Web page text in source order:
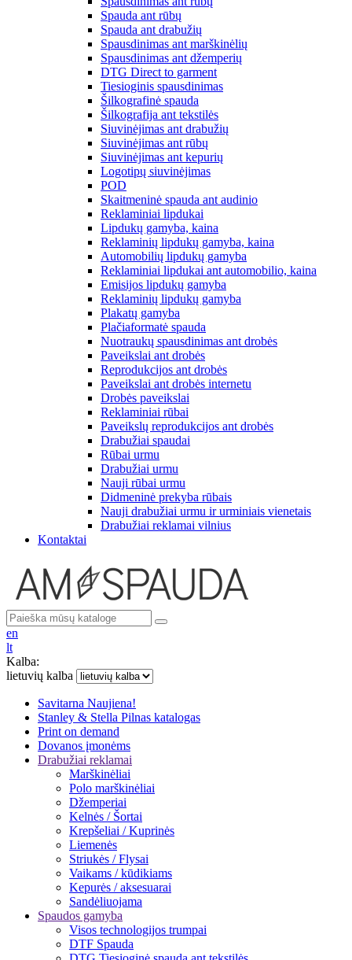
Spauda ant rūbų
Spauda ant drabužių
Spausdinimas ant marškinėlių
Spausdinimas ant džemperių
DTG Direct to garment
Tiesioginis spausdinimas
Šilkografinė spauda
Šilkografija ant tekstilės
Siuvinėjimas ant drabužių
Siuvinėjimas ant rūbų
Siuvinėjimas ant kepurių
Logotipų siuvinėjimas
POD
Skaitmeninė spauda ant audinio
Reklaminiai lipdukai
Lipdukų gamyba, kaina
Reklaminių lipdukų gamyba, kaina
Automobilių lipdukų gamyba
Reklaminiai lipdukai ant automobilio, kaina
Emisijos lipdukų gamyba
Reklaminių lipdukų gamyba
Plakatų gamyba
Plačiaformatė spauda
Nuotraukų spausdinimas ant drobės
Paveikslai ant drobės
Reprodukcijos ant drobės
Paveikslai ant drobės internetu
Drobės paveikslai
Reklaminiai rūbai
Paveikslų reprodukcijos ant drobės
Drabužiai spaudai
Rūbai urmu
Drabužiai urmu
Nauji rūbai urmu
Didmeninė prekyba rūbais
Nauji drabužiai urmu ir urminiais vienetais
Drabužiai reklamai vilnius
Kontaktai
en
lt
Kalba:
lietuvių kalba
Savitarna Naujiena!
Stanley & Stella Pilnas katalogas
Print on demand
Dovanos įmonėms
Drabužiai reklamai
Marškinėliai
Polo marškinėliai
Džemperiai
Kelnės / Šortai
Krepšeliai / Kuprinės
Liemenės
Striukės / Flysai
Vaikams / kūdikiams
Kepurės / aksesuarai
Sandėliuojama
Spaudos gamyba
Visos technologijos trumpai
DTF Spauda